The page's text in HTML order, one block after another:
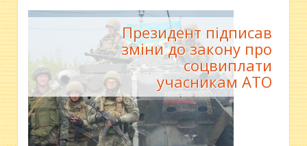
Президент підписав
зміни до закону про
соцвиплати
учасникам АТО